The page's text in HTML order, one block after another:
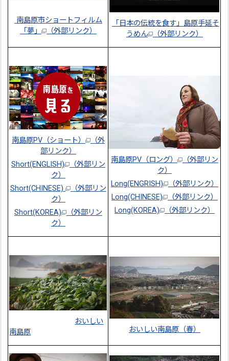
南島原市ショートフィルム
「夢」
（外部リンク）
「日本の伝統を食す」島原手延そ
うめん （外部リンク）
南島原PV（ショート）
（外
部リンク）
Short(ENGLISH)
（外部リン
ク）
Short(CHINESE)
（外部リン
ク）
Short(KOREA)
（外部リン
ク）
南島原PV（ロング）
（外部リン
ク）
Long(ENGRISH)
（外部リンク）
Long(CHINESE)
（外部リンク）
Long(KOREA)
（外部リンク）
おいしい
南島原
おいしい南島原（春）